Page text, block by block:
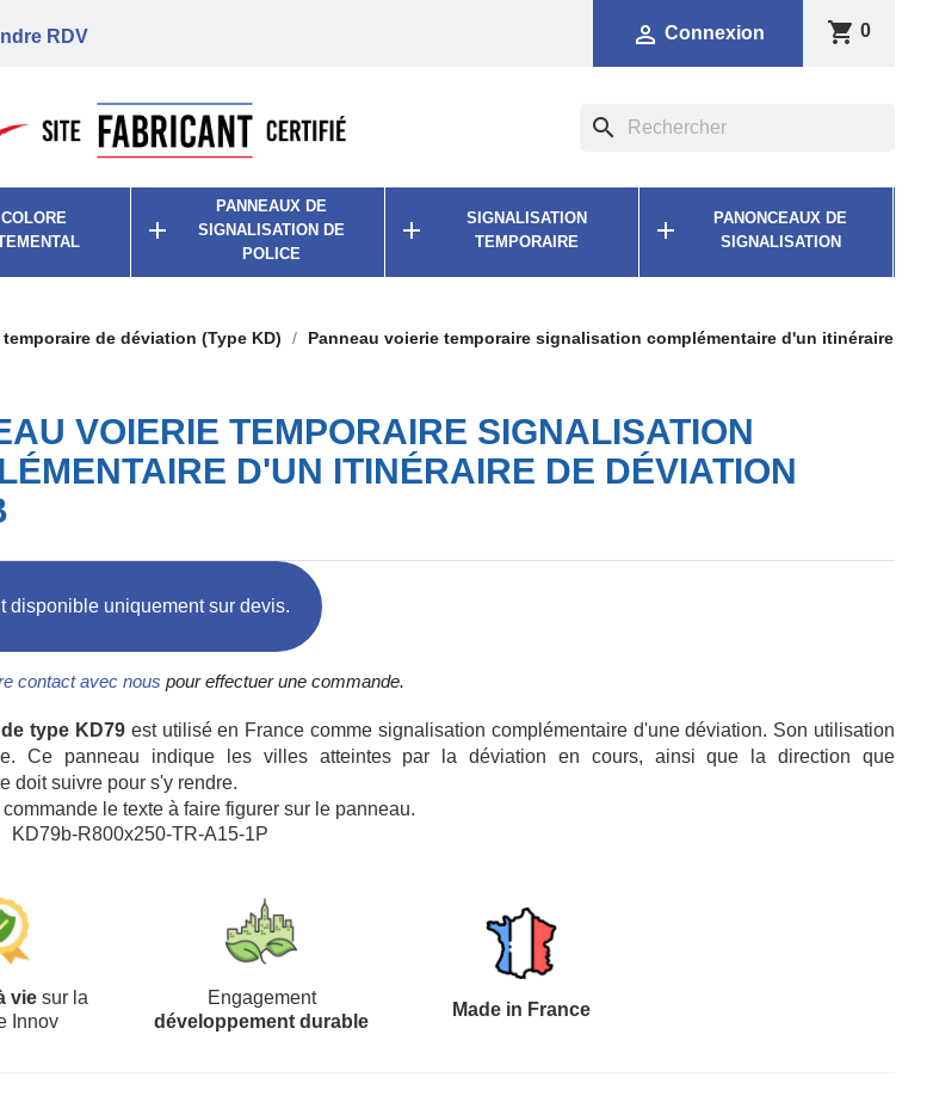
RDV  Connexion shopping_cart 0
search

PANNEAUX DE
SIGNALISATION DE
POLICE

SIGNALISATION
TEMPORAIRE

PANONCEAUX DE
SIGNALISATION
temporaire de déviation (Type KD)
Panneau voierie temporaire signalisation complémentaire d'un itinéraire
VOIERIE TEMPORAIRE SIGNALISATION
D'UN ITINÉRAIRE DE DÉVIATION
disponible uniquement sur devis.
contact avec nous pour effectuer une commande.
type KD79est utilisé en France comme signalisation complémentaire d'une déviation. Son utilisation
Ce panneau indique les villes atteintes par la déviation en cours, ainsi que la direction que
doit suivre pour s'y rendre.
le texte à faire figurer sur le panneau.
KD79b-R800x250-TR-A15-1P
viesur la
Innov
Engagement
développement durable
Made in France